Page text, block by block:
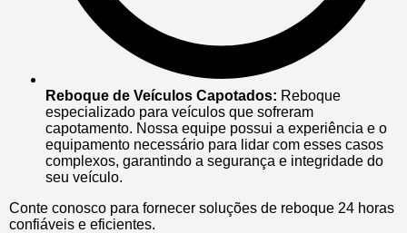
Reboque de Veículos Capotados: Reboque
especializado para veículos que sofreram
capotamento. Nossa equipe possui a experiência e o
equipamento necessário para lidar com esses casos
complexos, garantindo a segurança e integridade do
seu veículo.
Conte conosco para fornecer soluções de reboque 24 horas
confiáveis e eficientes.